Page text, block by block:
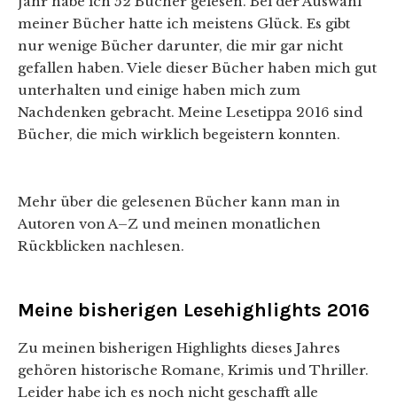
meiner Bücher hatte ich meistens Glück. Es gibt
nur wenige Bücher darunter, die mir gar nicht
gefallen haben. Viele dieser Bücher haben mich gut
unterhalten und einige haben mich zum
Nachdenken gebracht. Meine Lesetippa 2016 sind
Bücher, die mich wirklich begeistern konnten.
Mehr über die gelesenen Bücher kann man in
Autoren von A–Z und meinen monatlichen
Rückblicken nachlesen.
Meine bisherigen Lesehighlights 2016
Zu meinen bisherigen Highlights dieses Jahres
gehören historische Romane, Krimis und Thriller.
Leider habe ich es noch nicht geschafft alle